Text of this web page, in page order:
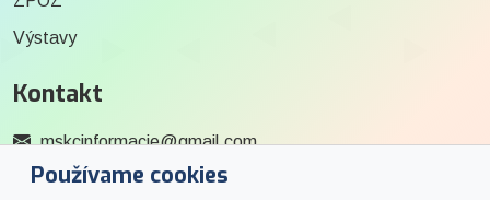
Používame cookies
Výstavy
Kontakt
mskcinformacie@gmail.com
0915 727 244